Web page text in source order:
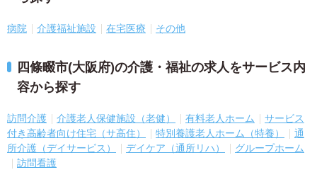
病院 介護福祉施設 在宅医療 その他
四條畷市(大阪府)の介護・福祉の求人をサービス内
容から探す
訪問介護 介護老人保健施設（老健） 有料老人ホーム
サービス
付き高齢者向け住宅（サ高住）
特別養護老人ホーム（特養）
通
所介護（デイサービス）
デイケア（通所リハ）
グループホーム
訪問看護